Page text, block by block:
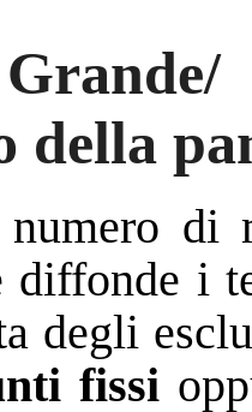
della
numero
diffonde i
degli
fissi